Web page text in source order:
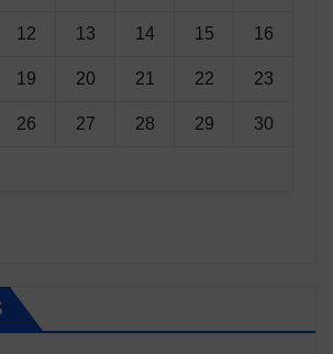
12 13 14 15 16
19 20 21 22 23
26 27 28 29 30